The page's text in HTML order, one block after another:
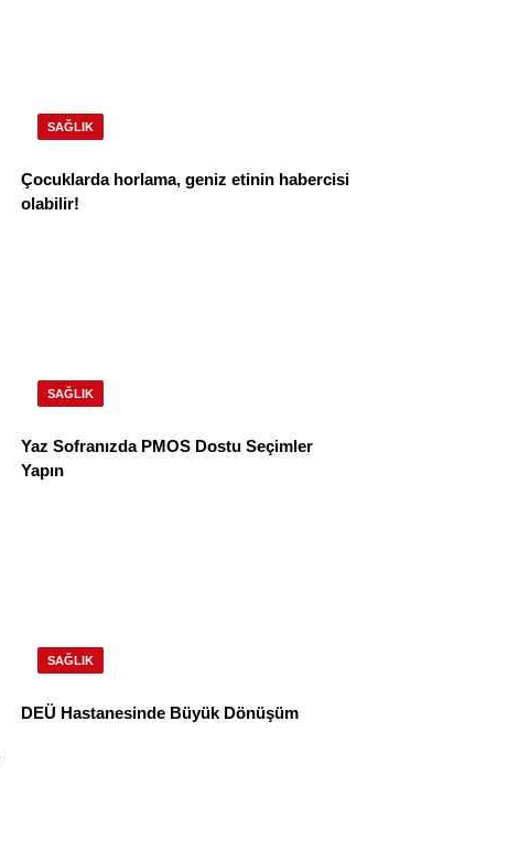
SAĞLIK
Çocuklarda horlama, geniz etinin habercisi
olabilir!
SAĞLIK
Yaz Sofranızda PMOS Dostu Seçimler
Yapın
SAĞLIK
DEÜ Hastanesinde Büyük Dönüşüm